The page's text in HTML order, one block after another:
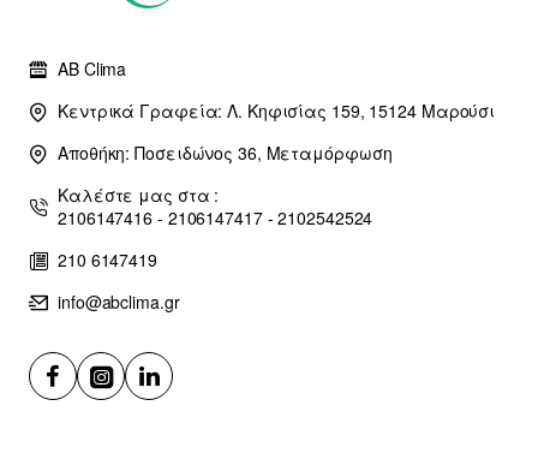
AB Clima
Κεντρικά Γραφεία: Λ. Κηφισίας 159, 15124 Μαρούσι
Αποθήκη: Ποσειδώνος 36, Μεταμόρφωση
Καλέστε μας στα :
2106147416 - 2106147417 - 2102542524
210 6147419
info@abclima.gr